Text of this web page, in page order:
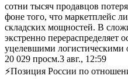
сотни тысяч продавцов
фоне того, что маркетплейс
складских мощностей. В
экстренно перераспределяет
уцелевшими логистическими
20 029 просм.3 авг., 12:59
⚡Позиция России по